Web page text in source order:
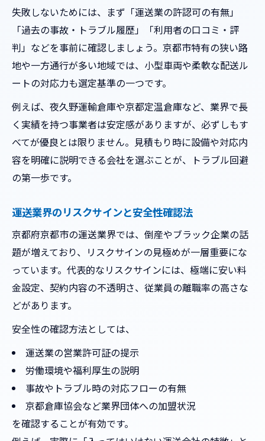
倉庫連携時の運送トラブル回避ポイント
就職や取引時に見るべき運送の特徴
安心して働ける運送会社の選び方とは
求人票で見抜く運送会社の安全ポイント
取引先選定に役立つ運送業界の情報収集
設備や労働環境が良い運送会社の特長
運送業界で避けたい会社の特徴分析
運送業界で失敗しないためのヒント
運送会社選びで注意すべきリスク要素
口コミや評判で分かる運送の実態調査
運送業界での長期的なキャリア構築法
トラブルを避ける運送現場の具体策
安心して任せるための運送会社選び
安心できる運送会社選びの最終チェック
設備が整った運送会社のメリットとは
取引や就職前に確認すべき運送会社の条件
安全な運送サービスを見極める方法
失敗しないためには、まず「運送業の許認可の有無」
「過去の事故・トラブル履歴」「利用者の口コミ・評
判」などを事前に確認しましょう。京都市特有の狭い路
地や一方通行が多い地域では、小型車両や柔軟な配送ル
ートの対応力も選定基準の一つです。
例えば、夜久野運輸倉庫や京都定温倉庫など、業界で長
く実績を持つ事業者は安定感がありますが、必ずしもす
べてが優良とは限りません。見積もり時に設備や対応内
容を明確に説明できる会社を選ぶことが、トラブル回避
の第一歩です。
運送業界のリスクサインと安全性確認法
京都府京都市の運送業界では、倒産やブラック企業の話
題が増えており、リスクサインの見極めが一層重要にな
っています。代表的なリスクサインには、極端に安い料
金設定、契約内容の不透明さ、従業員の離職率の高さな
どがあります。
安全性の確認方法としては、
運送業の営業許可証の提示
労働環境や福利厚生の説明
事故やトラブル時の対応フローの有無
京都倉庫協会など業界団体への加盟状況
を確認することが有効です。